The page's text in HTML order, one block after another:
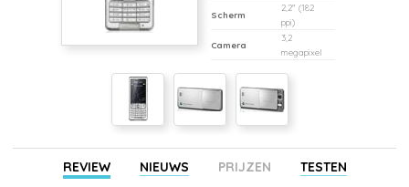
Scherm
2,2" (182
ppi)
Camera
3,2
megapixel
REVIEW NIEUWS PRIJZEN TESTEN